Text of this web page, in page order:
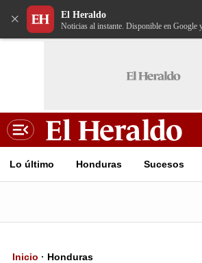
× El Heraldo
Noticias al instante. Disponible en Google
Lo último Honduras Sucesos
Inicio · Honduras